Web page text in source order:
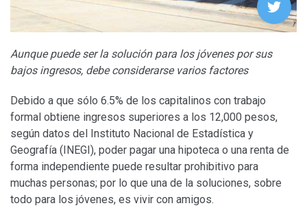
Aunque puede ser la solución para los jóvenes por sus
bajos ingresos, debe considerarse varios factores
Debido a que sólo 6.5% de los capitalinos con trabajo
formal obtiene ingresos superiores a los 12,000 pesos,
según datos del Instituto Nacional de Estadística y
Geografía (INEGI), poder pagar una hipoteca o una renta de
forma independiente puede resultar prohibitivo para
muchas personas; por lo que una de la soluciones, sobre
todo para los jóvenes, es vivir con amigos.